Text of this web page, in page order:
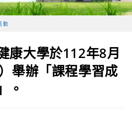
動
康大學於112年8月
舉辦「課程學習成
。